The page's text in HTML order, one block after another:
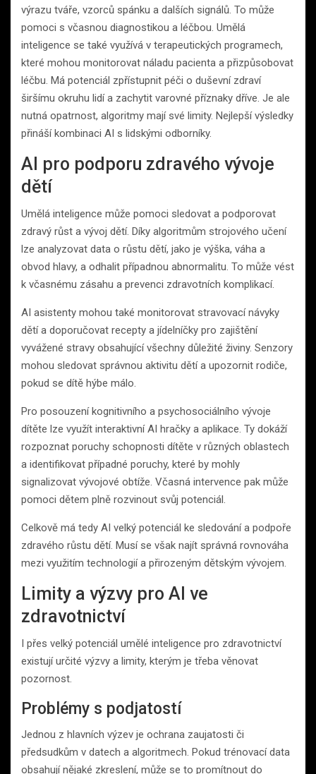
výrazu tváře, vzorců spánku a dalších signálů. To může
pomoci s včasnou diagnostikou a léčbou. Umělá
inteligence se také využívá v terapeutických programech,
které mohou monitorovat náladu pacienta a přizpůsobovat
léčbu. Má potenciál zpřístupnit péči o duševní zdraví
širšímu okruhu lidí a zachytit varovné příznaky dříve. Je ale
nutná opatrnost, algoritmy mají své limity. Nejlepší výsledky
přináší kombinaci AI s lidskými odborníky.
AI pro podporu zdravého vývoje
dětí
Umělá inteligence může pomoci sledovat a podporovat
zdravý růst a vývoj dětí. Díky algoritmům strojového učení
lze analyzovat data o růstu dětí, jako je výška, váha a
obvod hlavy, a odhalit případnou abnormalitu. To může vést
k včasnému zásahu a prevenci zdravotních komplikací.
AI asistenty mohou také monitorovat stravovací návyky
dětí a doporučovat recepty a jídelníčky pro zajištění
vyvážené stravy obsahující všechny důležité živiny. Senzory
mohou sledovat správnou aktivitu dětí a upozornit rodiče,
pokud se dítě hýbe málo.
Pro posouzení kognitivního a psychosociálního vývoje
dítěte lze využít interaktivní AI hračky a aplikace. Ty dokáží
rozpoznat poruchy schopnosti dítěte v různých oblastech
a identifikovat případné poruchy, které by mohly
signalizovat vývojové obtíže. Včasná intervence pak může
pomoci dětem plně rozvinout svůj potenciál.
Celkově má ​​tedy AI velký potenciál ke sledování a podpoře
zdravého růstu dětí. Musí se však najít správná rovnováha
mezi využitím technologií a přirozeným dětským vývojem.
Limity a výzvy pro AI ve
zdravotnictví
I přes velký potenciál umělé inteligence pro zdravotnictví
existují určité výzvy a limity, kterým je třeba věnovat
pozornost.
Problémy s podjatostí
Jednou z hlavních výzev je ochrana zaujatosti či
předsudkům v datech a algoritmech. Pokud trénovací data
obsahují nějaké zkreslení, může se to promítnout do